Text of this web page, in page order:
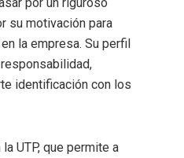
por un riguroso
su motivación para
la empresa. Su perfil
identificación con los
UTP, que permite a